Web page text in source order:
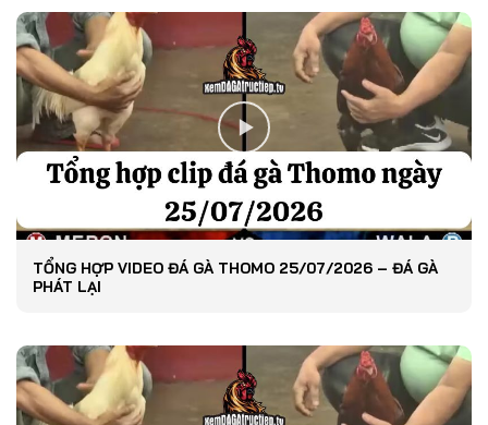
TỔNG HỢP VIDEO ĐÁ GÀ THOMO 25/07/2026 – ĐÁ GÀ
PHÁT LẠI